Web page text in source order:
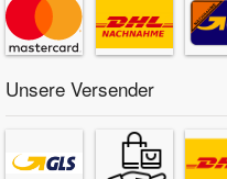
Unsere Versender